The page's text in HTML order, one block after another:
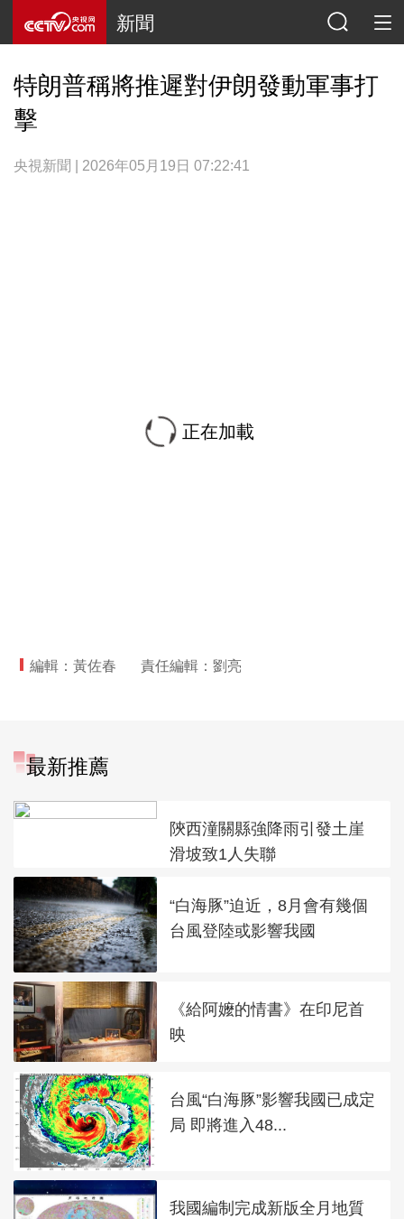
新聞
特朗普稱將推遲對伊朗發動軍事打
擊
央視新聞 | 2026年05月19日 07:22:41
正在加載
編輯：黃佐春 責任編輯：劉亮
最新推薦
陝西潼關縣強降雨引發土崖
滑坡致1人失聯
“白海豚”迫近，8月會有幾個
台風登陸或影響我國
《給阿嬤的情書》在印尼首
映
台風“白海豚”影響我國已成定
局 即將進入48...
我國編制完成新版全月地質